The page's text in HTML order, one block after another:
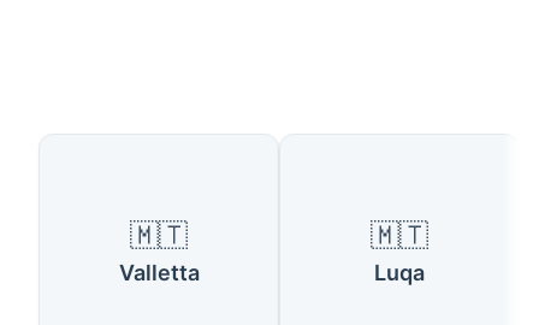
Kullanılabilir Ülkeler
🇲🇹
Valletta
🇲🇹
Luqa